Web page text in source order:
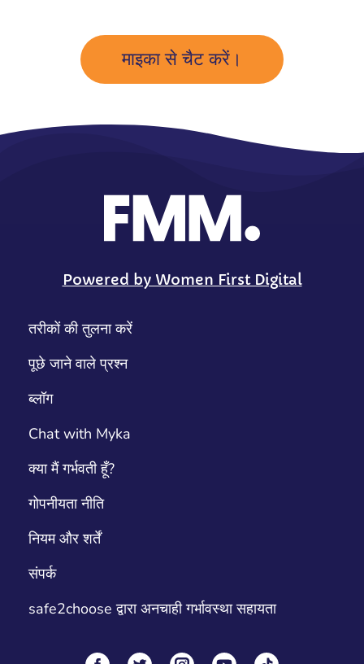
माइका से चैट करें।
Powered by Women First Digital
तरीकों की तुलना करें
पूछे जाने वाले प्रश्न
ब्लॉग
Chat with Myka
क्या मैं गर्भवती हूँ?
गोपनीयता नीति
नियम और शर्तें
संपर्क
safe2choose द्वारा अनचाही गर्भावस्था सहायता